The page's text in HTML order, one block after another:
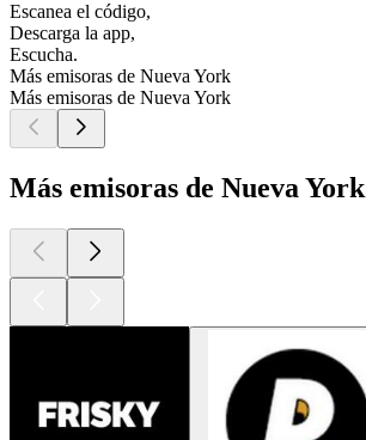
Escanea el código,
Descarga la app,
Escucha.
Más emisoras de Nueva York
Más emisoras de Nueva York
Más emisoras de Nueva York